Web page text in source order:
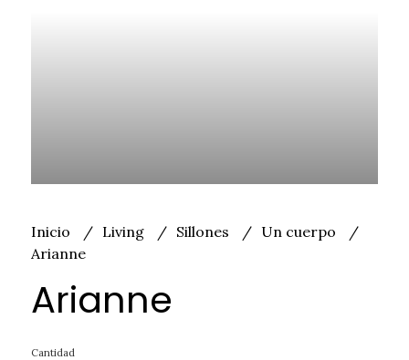
Inicio Living Sillones
Un cuerpo
Arianne
Arianne
Cantidad